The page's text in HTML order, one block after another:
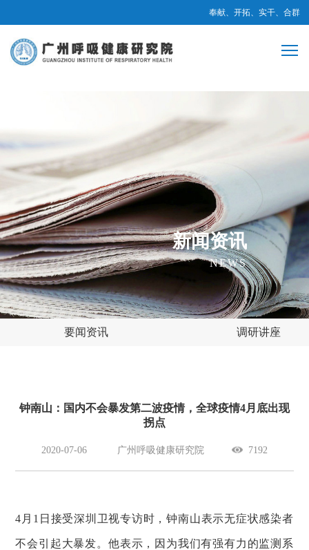
奉献、开拓、实干、合群
新闻资讯
NEWS
要闻资讯 调研讲座
钟南山：国内不会暴发第二波疫情，全球疫情4月底出现
拐点
2020-07-06 广州呼吸健康研究院 7192
4月1日接受深圳卫视专访时，钟南山表示无症状感染者
不会引起大暴发。他表示，因为我们有强有力的监测系